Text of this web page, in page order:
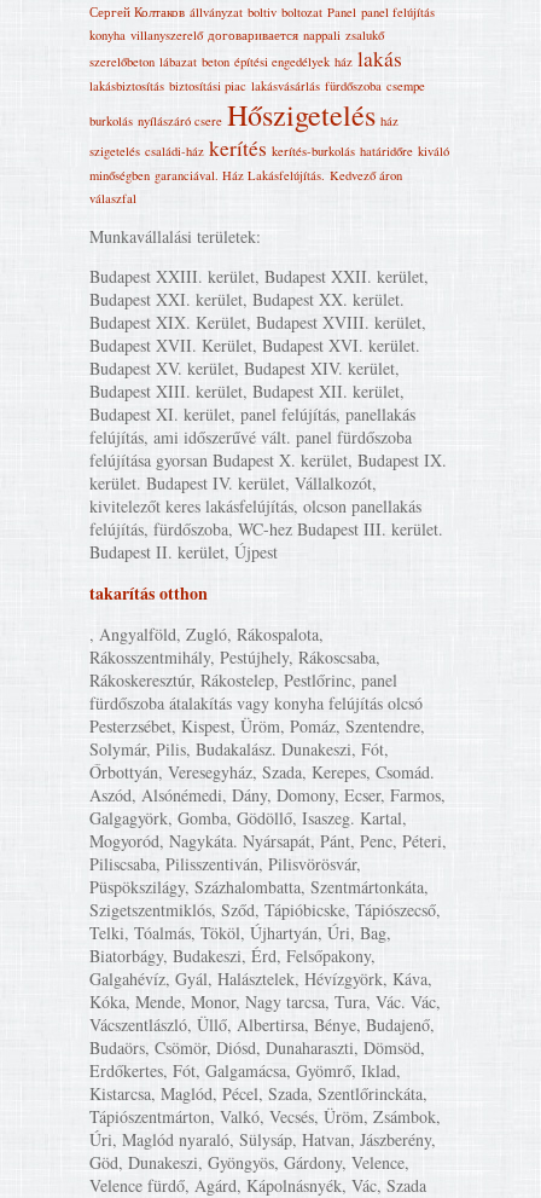
Сергей Колтаков állványzat boltiv boltozat Panel panel felújítás
konyha villanyszerelő договаривается nappali zsalukő
szerelőbeton lábazat beton építési engedélyek ház lakás
lakásbiztosítás biztosítási piac lakásvásárlás fürdőszoba csempe
burkolás nyílászáró csere Hőszigetelés ház
szigetelés családi-ház kerítés kerítés-burkolás határidőre kiváló
minőségben garanciával. Ház Lakásfelújítás‎. Kedvező áron
válaszfal
Munkavállalási területek:
Budapest XXIII. kerület, Budapest XXII. kerület,
Budapest XXI. kerület, Budapest XX. kerület.
Budapest XIX. Kerület, Budapest XVIII. kerület,
Budapest XVII. Kerület, Budapest XVI. kerület.
Budapest XV. kerület, Budapest XIV. kerület,
Budapest XIII. kerület, Budapest XII. kerület,
Budapest XI. kerület, panel felújítás, panellakás
felújítás, ami időszerűvé vált. panel fürdőszoba
felújítása gyorsan Budapest X. kerület, Budapest IX.
kerület. Budapest IV. kerület, Vállalkozót,
kivitelezőt keres lakásfelújítás, olcson panellakás
felújítás, fürdőszoba, WC-hez Budapest III. kerület.
Budapest II. kerület, Újpest
takarítás otthon
, Angyalföld, Zugló, Rákospalota,
Rákosszentmihály, Pestújhely, Rákoscsaba,
Rákoskeresztúr, Rákostelep, Pestlőrinc, panel
fürdőszoba átalakítás vagy konyha felújítás olcsó
Pesterzsébet, Kispest, Üröm, Pomáz, Szentendre,
Solymár, Pilis, Budakalász. Dunakeszi, Fót,
Őrbottyán, Veresegyház, Szada, Kerepes, Csomád.
Aszód, Alsónémedi, Dány, Domony, Ecser, Farmos,
Galgagyörk, Gomba, Gödöllő, Isaszeg. Kartal,
Mogyoród, Nagykáta. Nyársapát, Pánt, Penc, Péteri,
Piliscsaba, Pilisszentiván, Pilisvörösvár,
Püspökszilágy, Százhalombatta, Szentmártonkáta,
Szigetszentmiklós, Sződ, Tápióbicske, Tápiószecső,
Telki, Tóalmás, Tököl, Újhartyán, Úri, Bag,
Biatorbágy, Budakeszi, Érd, Felsőpakony,
Galgahévíz, Gyál, Halásztelek, Hévízgyörk, Káva,
Kóka, Mende, Monor, Nagy tarcsa, Tura, Vác. Vác,
Vácszentlászló, Üllő, Albertirsa, Bénye, Budajenő,
Budaörs, Csömör, Diósd, Dunaharaszti, Dömsöd,
Erdőkertes, Fót, Galgamácsa, Gyömrő, Iklad,
Kistarcsa, Maglód, Pécel, Szada, Szentlőrinckáta,
Tápiószentmárton, Valkó, Vecsés, Üröm, Zsámbok,
Úri, Maglód nyaraló, Sülysáp, Hatvan, Jászberény,
Göd, Dunakeszi, Gyöngyös, Gárdony, Velence,
Velence fürdő, Agárd, Kápolnásnyék, Vác, Szada